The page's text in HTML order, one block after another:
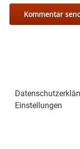
Einstellungen